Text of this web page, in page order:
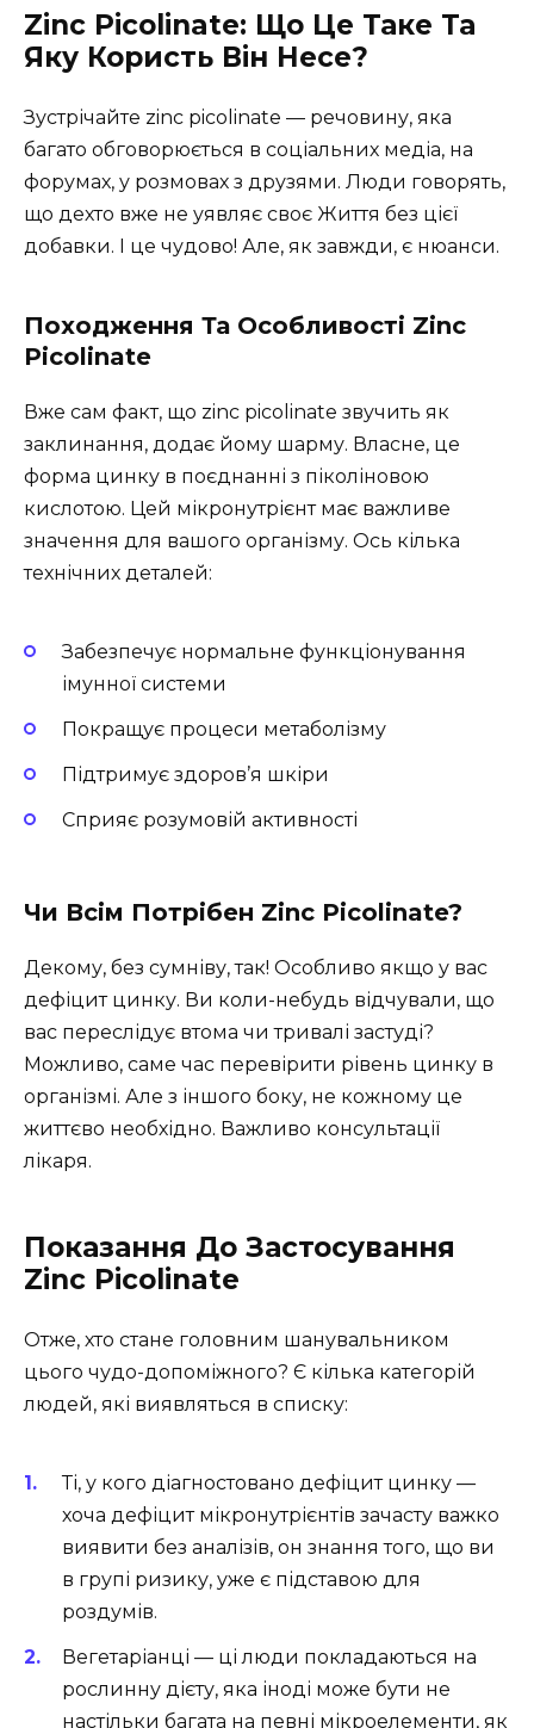
Zinc Picolinate: Що Це Таке Та
Яку Користь Він Несе?
Зустрічайте zinc picolinate — речовину, яка
багато обговорюється в соціальних медіа, на
форумах, у розмовах з друзями. Люди говорять,
що дехто вже не уявляє своє Життя без цієї
добавки. І це чудово! Але, як завжди, є нюанси.
Походження Та Особливості Zinc
Picolinate
Вже сам факт, що zinc picolinate звучить як
заклинання, додає йому шарму. Власне, це
форма цинку в поєднанні з піколіновою
кислотою. Цей мікронутрієнт має важливе
значення для вашого організму. Ось кілька
технічних деталей:
Забезпечує нормальне функціонування
імунної системи
Покращує процеси метаболізму
Підтримує здоров’я шкіри
Сприяє розумовій активності
Чи Всім Потрібен Zinc Picolinate?
Декому, без сумніву, так! Особливо якщо у вас
дефіцит цинку. Ви коли-небудь відчували, що
вас переслідує втома чи тривалі застуді?
Можливо, саме час перевірити рівень цинку в
організмі. Але з іншого боку, не кожному це
життєво необхідно. Важливо консультації
лікаря.
Показання До Застосування
Zinc Picolinate
Отже, хто стане головним шанувальником
цього чудо-допоміжного? Є кілька категорій
людей, які виявляться в списку:
Ті, у кого діагностовано дефіцит цинку —
хоча дефіцит мікронутрієнтів зачасту важко
виявити без аналізів, он знання того, що ви
в групі ризику, уже є підставою для
роздумів.
Вегетаріанці — ці люди покладаються на
рослинну дієту, яка іноді може бути не
настільки багата на певні мікроелементи, як